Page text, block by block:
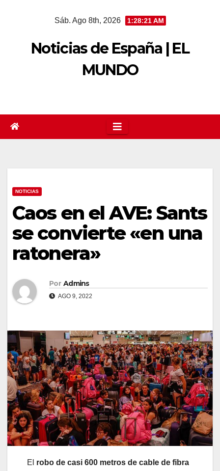
Sáb. Ago 8th, 2026 1:28:22 AM
Noticias de España | EL
MUNDO
NOTICIAS
Caos en el AVE: Sants
se convierte «en una
ratonera»
Por Admins
AGO 9, 2022
El robo de casi 600 metros de cable de fibra